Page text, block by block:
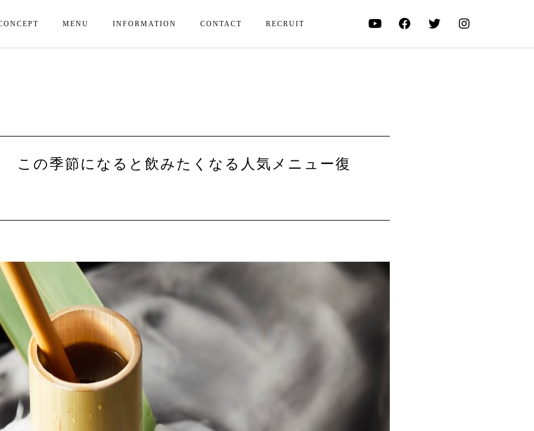
MENU INFORMATION CONTACT RECRUIT
この季節になると飲みたくなる人気メニュー復